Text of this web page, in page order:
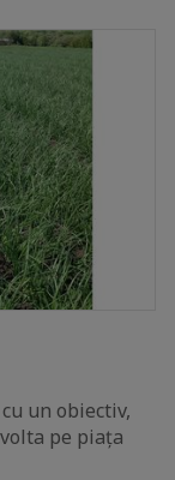
un obiectiv,
pe piața